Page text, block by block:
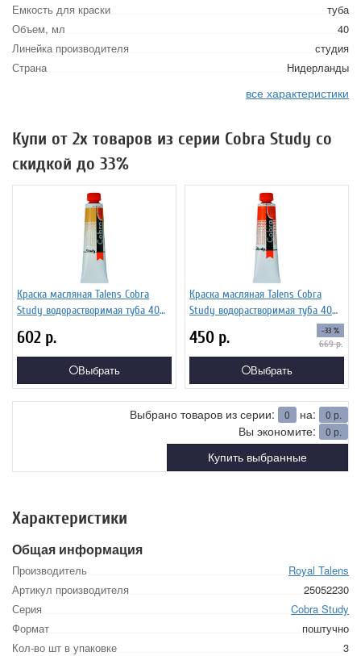
Емкость для краски
туба
Объем, мл
40
Линейка производителя
студия
Страна
Нидерланды
все характеристики
Купи от 2х товаров из серии Cobra Study со
скидкой до 33%
Краска масляная Talens Cobra
Study водорастворимая туба 40
насыщенный, 25052230
602 р.
Выбрать
Краска масляная Talens Cobra
Study водорастворимая туба 40
мл №266 Оранжевый устойчивый,
25052660
450 р. -33 %
669р.
Выбрать
Выбрано товаров из серии: 0 на: 0 р.
Вы экономите: 0 р.
Купить выбранные
Характеристики
Общая информация
Производитель
Royal Talens
Артикул производителя
25052230
Серия
Cobra Study
Формат
поштучно
Кол-во шт в упаковке
3